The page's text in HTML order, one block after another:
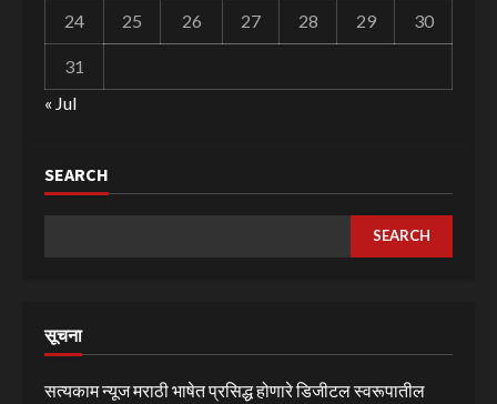
24 25 26 27 28 29 30
31
« Jul
SEARCH
SEARCH
सूचना
सत्यकाम न्यूज मराठी भाषेत प्रसिद्ध होणारे डिजीटल स्वरूपातील